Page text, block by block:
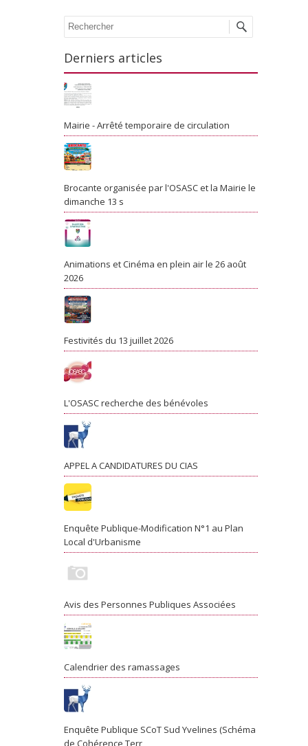
Recherche
Derniers articles
Mairie - Arrêté temporaire de circulation
Brocante organisée par l'OSASC et la Mairie le
dimanche 13 s
Animations et Cinéma en plein air le 26 août
2026
Festivités du 13 juillet 2026
L'OSASC recherche des bénévoles
APPEL A CANDIDATURES DU CIAS
Enquête Publique-Modification N°1 au Plan
Local d'Urbanisme
Avis des Personnes Publiques Associées
Calendrier des ramassages
Enquête Publique SCoT Sud Yvelines (Schéma
de Cohérence Terr